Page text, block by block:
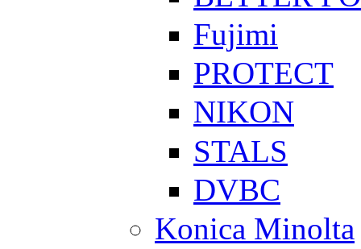
Fujimi
PROTECT
NIKON
STALS
DVBC
Konica Minolta